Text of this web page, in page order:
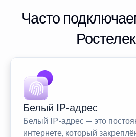
Часто
Белый IP-адрес
Белый IP-адрес — это
интернете, который